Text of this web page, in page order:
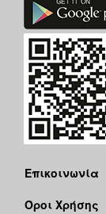
Επικοινωνία
Όροι Χρήσης